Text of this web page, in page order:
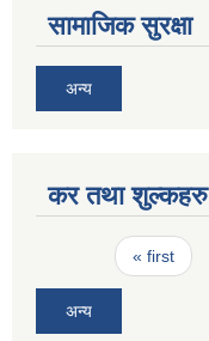
सामाजिक सुरक्षा
अन्य
कर तथा शुल्कहरु
Pages« first
अन्य